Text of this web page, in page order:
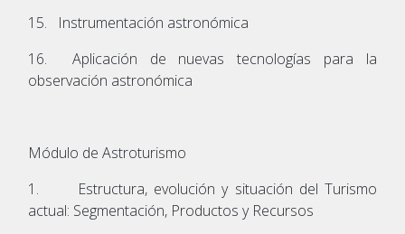
15. Instrumentación astronómica
16. Aplicación de nuevas tecnologías para la
observación astronómica
Módulo de Astroturismo
1. Estructura, evolución y situación del Turismo
actual: Segmentación, Productos y Recursos